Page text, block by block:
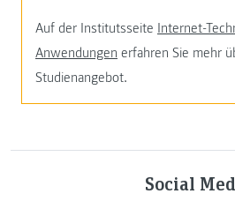
Auf der Institutsseite Internet-
Anwendungen erfahren Sie mehr
Studienangebot.
Social